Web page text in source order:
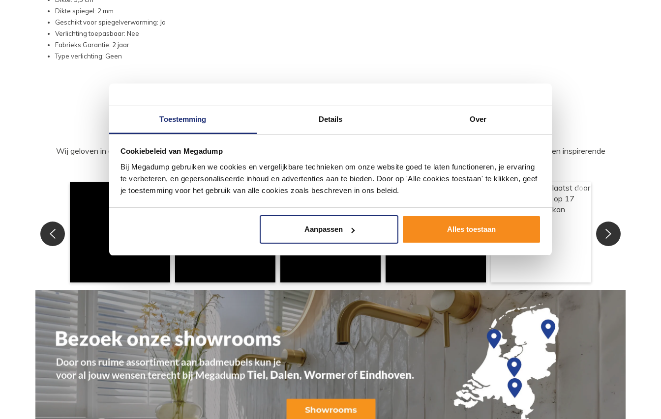
Toestemming Details Over
Cookiebeleid van Megadump
Bij Megadump gebruiken we cookies en vergelijkbare technieken om onze website goed te laten functioneren, je ervaring
te verbeteren, en gepersonaliseerde inhoud en advertenties aan te bieden. Door op 'Alle cookies toestaan' te klikken, geef
je toestemming voor het gebruik van alle cookies zoals beschreven in ons beleid.
Aanpassen Alles toestaan
Dikte spiegel: 2 mm
Geschikt voor spiegelverwarming: Ja
Verlichting toepasbaar: Nee
Fabrieks Garantie: 2 jaar
Type verlichting: Geen
#mijndroombadkamer
Wij geloven in de kracht van delen. Deel jouw badkamer op Instagram met #mijndroombadkamer en tag @megadumpnl. Samen bouwen we een inspirerende